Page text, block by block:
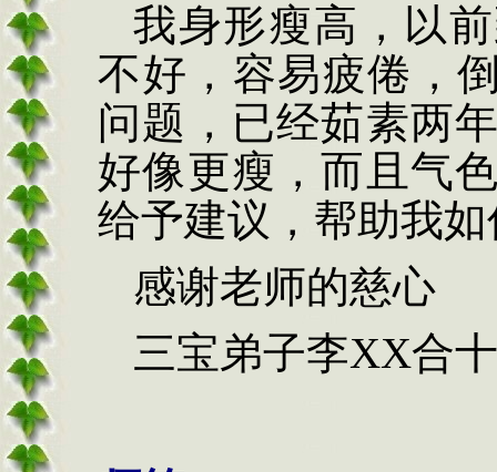
我身形瘦高，以
不好，容易疲倦，
问题，已经茹素两
好像更瘦，而且气
给予建议，帮助我
感谢老师的慈心
三宝弟子李XX合十